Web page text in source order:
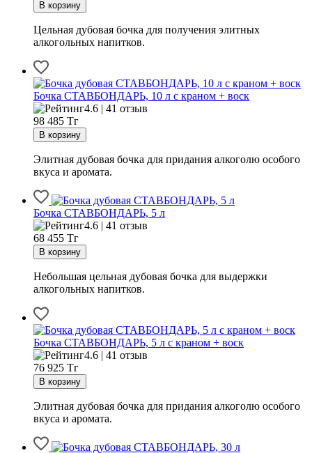
Цельная дубовая бочка для получения элитных
алкогольных напитков.
Бочка СТАВБОНДАРЬ, 10 л с краном + воск
4.6 | 41 отзыв
98 485 Тг
Элитная дубовая бочка для придания алкоголю особого
вкуса и аромата.
Бочка СТАВБОНДАРЬ, 5 л
4.6 | 41 отзыв
68 455 Тг
Небольшая цельная дубовая бочка для выдержки
алкогольных напитков.
Бочка СТАВБОНДАРЬ, 5 л с краном + воск
4.6 | 41 отзыв
76 925 Тг
Элитная дубовая бочка для придания алкоголю особого
вкуса и аромата.